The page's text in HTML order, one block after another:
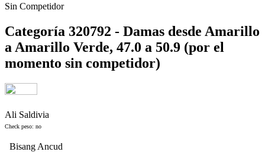
Sin Competidor
Categoría 320792 - Damas desde Amarillo
a Amarillo Verde, 47.0 a 50.9 (por el
momento sin competidor)
Ali Saldivia
Check peso: no
Bisang Ancud